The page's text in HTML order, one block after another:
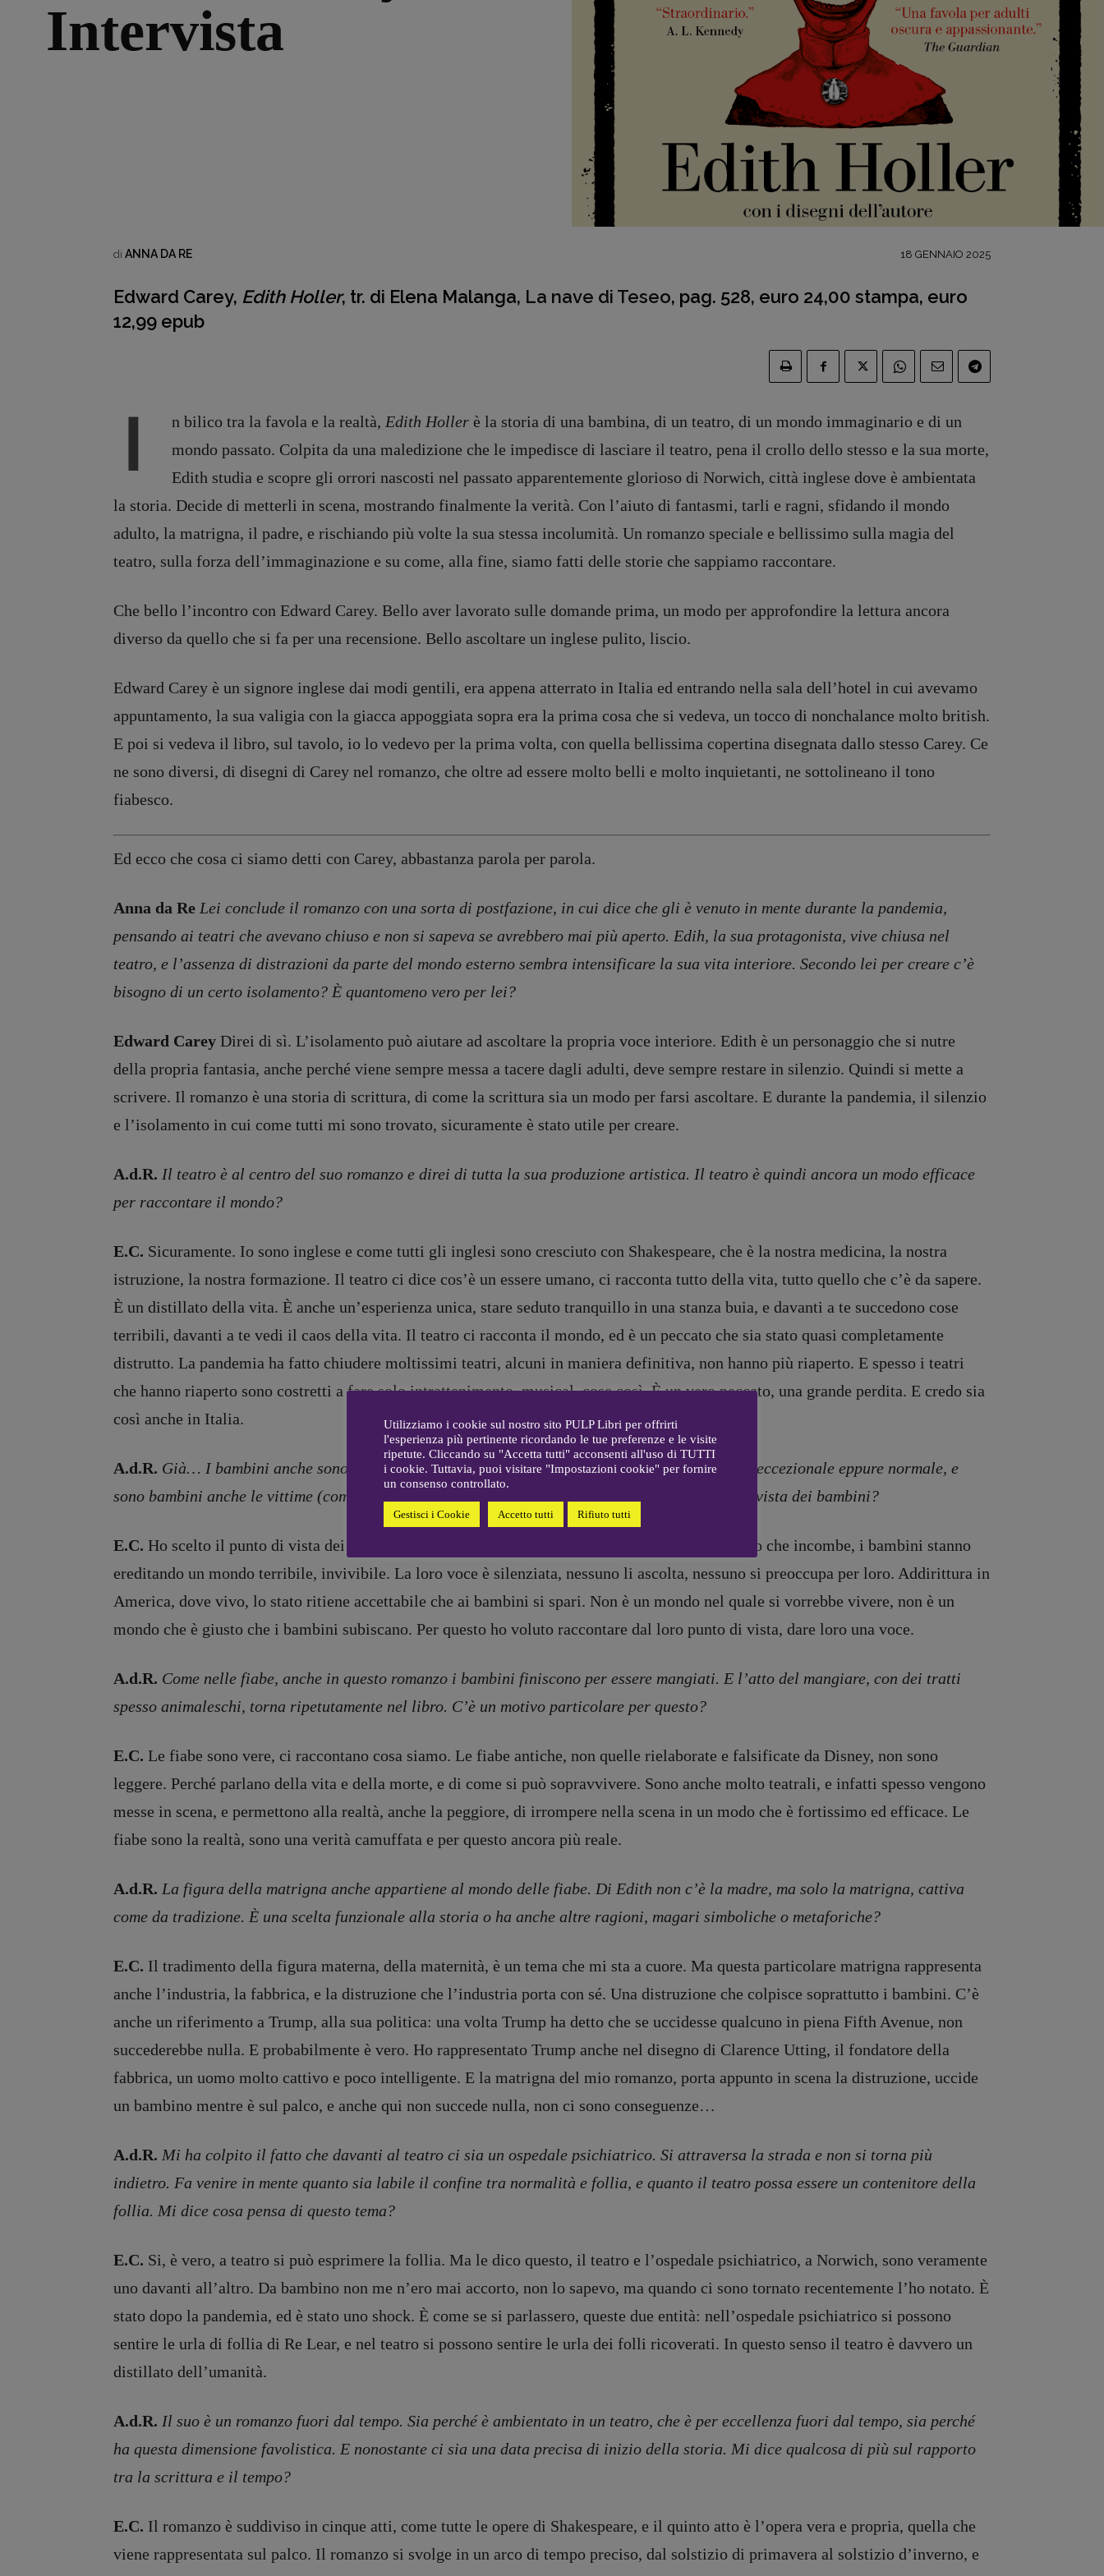
Primo Piano
Interviste
Archeologie del
presente
Fumetti
Libro & Film
Pulp for kids
Opera prima
12 dicembre
Blade Runner 40
Intelligenza
Artificiale
Maestri sommersi
Pasolini 1922-2022
Scienza
Stranimondi
Tornare a Ballard
Valerio Evangelisti
Vampirismi
Zong!
Antonella Marrone
Costigliola,Anna da Re,
Roberto Derobertis
Valentina Marcoli,Elisabetta
Michielin
Nicole Spallina
CONTATTI
recensioni:
Elio Grasso
[eliovoyager@gmail.com]
Coordinamento Primo Piano
[michielin.elisabetta@gmail.com]
[anna.dare.comunicazione@gmail.
Coordinamento Fumetti:
Fabio Malagnini
social media:
Valentina Marcoli
ARCHIVIO E AUTORI
Copyright © 2018 – 2023 Pulp Magazine – Associazione Pulp Magazine – registrazione Tribunale Milano n° 5864/2023 – cod. fis. 97943720157 – Privacy
Intervista
di ANNA DA RE 18 GENNAIO 2025
Edward Carey, Edith Holler, tr. di Elena Malanga, La nave di Teseo, pag. 528, euro 24,00 stampa, euro
12,99 epub
I n bilico tra la favola e la realtà, Edith Holler è la storia di una bambina, di un teatro, di un mondo immaginario e di un
mondo passato. Colpita da una maledizione che le impedisce di lasciare il teatro, pena il crollo dello stesso e la sua morte,
Edith studia e scopre gli orrori nascosti nel passato apparentemente glorioso di Norwich, città inglese dove è ambientata
la storia. Decide di metterli in scena, mostrando finalmente la verità. Con l’aiuto di fantasmi, tarli e ragni, sfidando il mondo
adulto, la matrigna, il padre, e rischiando più volte la sua stessa incolumità. Un romanzo speciale e bellissimo sulla magia del
teatro, sulla forza dell’immaginazione e su come, alla fine, siamo fatti delle storie che sappiamo raccontare.
Che bello l’incontro con Edward Carey. Bello aver lavorato sulle domande prima, un modo per approfondire la lettura ancora
diverso da quello che si fa per una recensione. Bello ascoltare un inglese pulito, liscio.
Edward Carey è un signore inglese dai modi gentili, era appena atterrato in Italia ed entrando nella sala dell’hotel in cui avevamo
appuntamento, la sua valigia con la giacca appoggiata sopra era la prima cosa che si vedeva, un tocco di nonchalance molto british.
E poi si vedeva il libro, sul tavolo, io lo vedevo per la prima volta, con quella bellissima copertina disegnata dallo stesso Carey. Ce
ne sono diversi, di disegni di Carey nel romanzo, che oltre ad essere molto belli e molto inquietanti, ne sottolineano il tono
fiabesco.
Ed ecco che cosa ci siamo detti con Carey, abbastanza parola per parola.
Anna da Re Lei conclude il romanzo con una sorta di postfazione, in cui dice che gli è venuto in mente durante la pandemia,
pensando ai teatri che avevano chiuso e non si sapeva se avrebbero mai più aperto. Edih, la sua protagonista, vive chiusa nel
teatro, e l’assenza di distrazioni da parte del mondo esterno sembra intensificare la sua vita interiore. Secondo lei per creare c’è
bisogno di un certo isolamento? È quantomeno vero per lei?
Edward Carey Direi di sì. L’isolamento può aiutare ad ascoltare la propria voce interiore. Edith è un personaggio che si nutre
della propria fantasia, anche perché viene sempre messa a tacere dagli adulti, deve sempre restare in silenzio. Quindi si mette a
scrivere. Il romanzo è una storia di scrittura, di come la scrittura sia un modo per farsi ascoltare. E durante la pandemia, il silenzio
e l’isolamento in cui come tutti mi sono trovato, sicuramente è stato utile per creare.
A.d.R. Il teatro è al centro del suo romanzo e direi di tutta la sua produzione artistica. Il teatro è quindi ancora un modo efficace
per raccontare il mondo?
E.C. Sicuramente. Io sono inglese e come tutti gli inglesi sono cresciuto con Shakespeare, che è la nostra medicina, la nostra
istruzione, la nostra formazione. Il teatro ci dice cos’è un essere umano, ci racconta tutto della vita, tutto quello che c’è da sapere.
È un distillato della vita. È anche un’esperienza unica, stare seduto tranquillo in una stanza buia, e davanti a te succedono cose
terribili, davanti a te vedi il caos della vita. Il teatro ci racconta il mondo, ed è un peccato che sia stato quasi completamente
distrutto. La pandemia ha fatto chiudere moltissimi teatri, alcuni in maniera definitiva, non hanno più riaperto. E spesso i teatri
che hanno riaperto sono costretti a fare solo intrattenimento, musical, cose così. È un vero peccato, una grande perdita. E credo sia
così anche in Italia.
A.d.R. Già… I bambini anche sono al centro del suo romanzo. La voce narrante è una bambina, eccezionale eppure normale, e
sono bambini anche le vittime (come spesso nella realtà). Per quale motivo ha scelto il punto di vista dei bambini?
E.C. Ho scelto il punto di vista dei bambini perché oggi, tra la Brexit e il cambiamento climatico che incombe, i bambini stanno
ereditando un mondo terribile, invivibile. La loro voce è silenziata, nessuno li ascolta, nessuno si preoccupa per loro. Addirittura in
America, dove vivo, lo stato ritiene accettabile che ai bambini si spari. Non è un mondo nel quale si vorrebbe vivere, non è un
mondo che è giusto che i bambini subiscano. Per questo ho voluto raccontare dal loro punto di vista, dare loro una voce.
A.d.R. Come nelle fiabe, anche in questo romanzo i bambini finiscono per essere mangiati. E l’atto del mangiare, con dei tratti
spesso animaleschi, torna ripetutamente nel libro. C’è un motivo particolare per questo?
E.C. Le fiabe sono vere, ci raccontano cosa siamo. Le fiabe antiche, non quelle rielaborate e falsificate da Disney, non sono
leggere. Perché parlano della vita e della morte, e di come si può sopravvivere. Sono anche molto teatrali, e infatti spesso vengono
messe in scena, e permettono alla realtà, anche la peggiore, di irrompere nella scena in un modo che è fortissimo ed efficace. Le
fiabe sono la realtà, sono una verità camuffata e per questo ancora più reale.
A.d.R. La figura della matrigna anche appartiene al mondo delle fiabe. Di Edith non c’è la madre, ma solo la matrigna, cattiva
come da tradizione. È una scelta funzionale alla storia o ha anche altre ragioni, magari simboliche o metaforiche?
E.C. Il tradimento della figura materna, della maternità, è un tema che mi sta a cuore. Ma questa particolare matrigna rappresenta
anche l’industria, la fabbrica, e la distruzione che l’industria porta con sé. Una distruzione che colpisce soprattutto i bambini. C’è
anche un riferimento a Trump, alla sua politica: una volta Trump ha detto che se uccidesse qualcuno in piena Fifth Avenue, non
succederebbe nulla. E probabilmente è vero. Ho rappresentato Trump anche nel disegno di Clarence Utting, il fondatore della
fabbrica, un uomo molto cattivo e poco intelligente. E la matrigna del mio romanzo, porta appunto in scena la distruzione, uccide
un bambino mentre è sul palco, e anche qui non succede nulla, non ci sono conseguenze…
A.d.R. Mi ha colpito il fatto che davanti al teatro ci sia un ospedale psichiatrico. Si attraversa la strada e non si torna più
indietro. Fa venire in mente quanto sia labile il confine tra normalità e follia, e quanto il teatro possa essere un contenitore della
follia. Mi dice cosa pensa di questo tema?
E.C. Si, è vero, a teatro si può esprimere la follia. Ma le dico questo, il teatro e l’ospedale psichiatrico, a Norwich, sono veramente
uno davanti all’altro. Da bambino non me n’ero mai accorto, non lo sapevo, ma quando ci sono tornato recentemente l’ho notato. È
stato dopo la pandemia, ed è stato uno shock. È come se si parlassero, queste due entità: nell’ospedale psichiatrico si possono
sentire le urla di follia di Re Lear, e nel teatro si possono sentire le urla dei folli ricoverati. In questo senso il teatro è davvero un
distillato dell’umanità.
A.d.R. Il suo è un romanzo fuori dal tempo. Sia perché è ambientato in un teatro, che è per eccellenza fuori dal tempo, sia perché
ha questa dimensione favolistica. E nonostante ci sia una data precisa di inizio della storia. Mi dice qualcosa di più sul rapporto
tra la scrittura e il tempo?
E.C. Il romanzo è suddiviso in cinque atti, come tutte le opere di Shakespeare, e il quinto atto è l’opera vera e propria, quella che
viene rappresentata sul palco. Il romanzo si svolge in un arco di tempo preciso, dal solstizio di primavera al solstizio d’inverno, e
Utilizziamo i cookie sul nostro sito PULP Libri per offrirti
l'esperienza più pertinente ricordando le tue preferenze e le visite
ripetute. Cliccando su "Accetta tutti" acconsenti all'uso di TUTTI
i cookie. Tuttavia, puoi visitare "Impostazioni cookie" per fornire
un consenso controllato.
Gestisci i Cookie Accetto tutti Rifiuto tutti